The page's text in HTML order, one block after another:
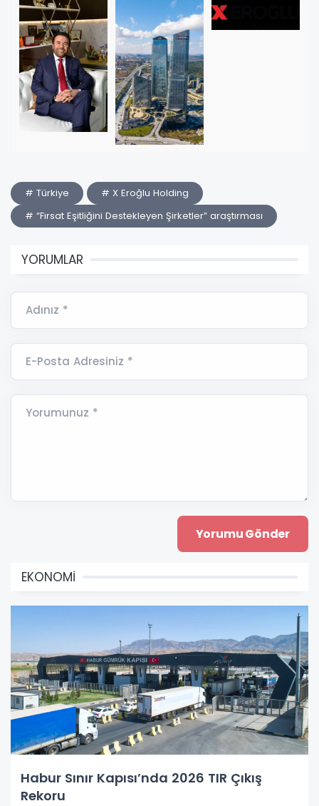
# Türkiye
# X Eroğlu Holding
# “Fırsat Eşitliğini Destekleyen Şirketler” araştırması
YORUMLAR
Adınız *
E-Posta Adresiniz *
Yorumunuz *
EKONOMİ
Habur Sınır Kapısı’nda 2026 TIR Çıkış
Rekoru